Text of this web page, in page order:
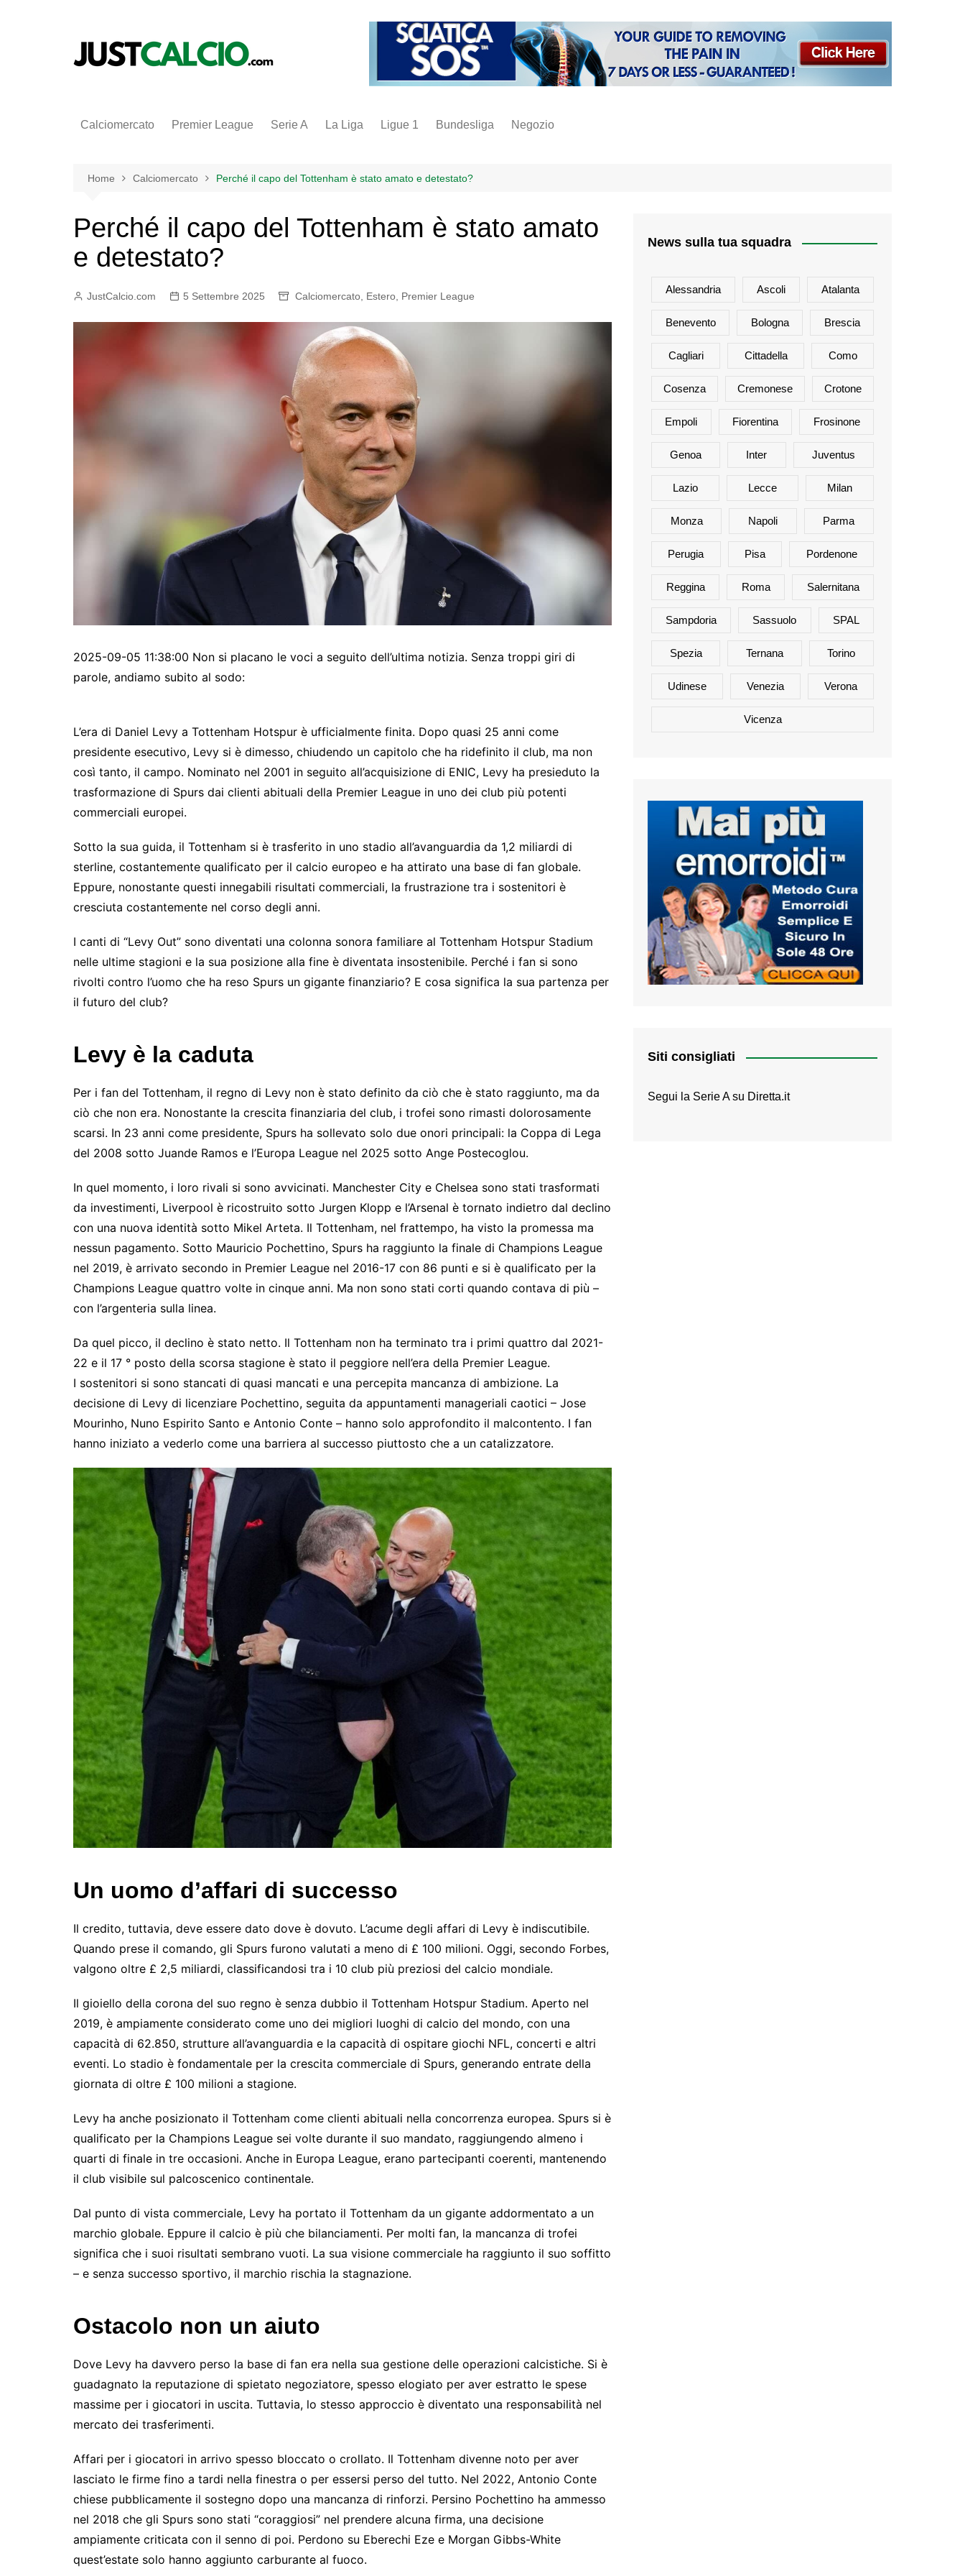
Calciomercato Premier League Serie A La Liga Ligue 1 Bundesliga Negozio
napoli
Home Calciomercato Perché il capo del Tottenham è stato amato e detestato?
Perché il capo del Tottenham è stato amato
e detestato?
JustCalcio.com 5 Settembre 2025 Calciomercato Estero Premier League
2025-09-05 11:38:00 Non si placano le voci a seguito dell’ultima notizia. Senza troppi giri di
parole, andiamo subito al sodo:
L’era di Daniel Levy a Tottenham Hotspur è ufficialmente finita. Dopo quasi 25 anni come
presidente esecutivo, Levy si è dimesso, chiudendo un capitolo che ha ridefinito il club, ma non
così tanto, il campo. Nominato nel 2001 in seguito all’acquisizione di ENIC, Levy ha presieduto la
trasformazione di Spurs dai clienti abituali della Premier League in uno dei club più potenti
commerciali europei.
Sotto la sua guida, il Tottenham si è trasferito in uno stadio all’avanguardia da 1,2 miliardi di
sterline, costantemente qualificato per il calcio europeo e ha attirato una base di fan globale.
Eppure, nonostante questi innegabili risultati commerciali, la frustrazione tra i sostenitori è
cresciuta costantemente nel corso degli anni.
I canti di “Levy Out” sono diventati una colonna sonora familiare al Tottenham Hotspur Stadium
nelle ultime stagioni e la sua posizione alla fine è diventata insostenibile. Perché i fan si sono
rivolti contro l’uomo che ha reso Spurs un gigante finanziario? E cosa significa la sua partenza per
il futuro del club?
Levy è la caduta
Per i fan del Tottenham, il regno di Levy non è stato definito da ciò che è stato raggiunto, ma da
ciò che non era. Nonostante la crescita finanziaria del club, i trofei sono rimasti dolorosamente
scarsi. In 23 anni come presidente, Spurs ha sollevato solo due onori principali: la Coppa di Lega
del 2008 sotto Juande Ramos e l’Europa League nel 2025 sotto Ange Postecoglou.
In quel momento, i loro rivali si sono avvicinati. Manchester City e Chelsea sono stati trasformati
da investimenti, Liverpool è ricostruito sotto Jurgen Klopp e l’Arsenal è tornato indietro dal declino
con una nuova identità sotto Mikel Arteta. Il Tottenham, nel frattempo, ha visto la promessa ma
nessun pagamento. Sotto Mauricio Pochettino, Spurs ha raggiunto la finale di Champions League
nel 2019, è arrivato secondo in Premier League nel 2016-17 con 86 punti e si è qualificato per la
Champions League quattro volte in cinque anni. Ma non sono stati corti quando contava di più –
con l’argenteria sulla linea.
Da quel picco, il declino è stato netto. Il Tottenham non ha terminato tra i primi quattro dal 2021-
22 e il 17 ° posto della scorsa stagione è stato il peggiore nell’era della Premier League.
I sostenitori si sono stancati di quasi mancati e una percepita mancanza di ambizione. La
decisione di Levy di licenziare Pochettino, seguita da appuntamenti manageriali caotici – Jose
Mourinho, Nuno Espirito Santo e Antonio Conte – hanno solo approfondito il malcontento. I fan
hanno iniziato a vederlo come una barriera al successo piuttosto che a un catalizzatore.
Un uomo d’affari di successo
Il credito, tuttavia, deve essere dato dove è dovuto. L’acume degli affari di Levy è indiscutibile.
Quando prese il comando, gli Spurs furono valutati a meno di £ 100 milioni. Oggi, secondo Forbes,
valgono oltre £ 2,5 miliardi, classificandosi tra i 10 club più preziosi del calcio mondiale.
Il gioiello della corona del suo regno è senza dubbio il Tottenham Hotspur Stadium. Aperto nel
2019, è ampiamente considerato come uno dei migliori luoghi di calcio del mondo, con una
capacità di 62.850, strutture all’avanguardia e la capacità di ospitare giochi NFL, concerti e altri
eventi. Lo stadio è fondamentale per la crescita commerciale di Spurs, generando entrate della
giornata di oltre £ 100 milioni a stagione.
Levy ha anche posizionato il Tottenham come clienti abituali nella concorrenza europea. Spurs si è
qualificato per la Champions League sei volte durante il suo mandato, raggiungendo almeno i
quarti di finale in tre occasioni. Anche in Europa League, erano partecipanti coerenti, mantenendo
il club visibile sul palcoscenico continentale.
Dal punto di vista commerciale, Levy ha portato il Tottenham da un gigante addormentato a un
marchio globale. Eppure il calcio è più che bilanciamenti. Per molti fan, la mancanza di trofei
significa che i suoi risultati sembrano vuoti. La sua visione commerciale ha raggiunto il suo soffitto
– e senza successo sportivo, il marchio rischia la stagnazione.
Ostacolo non un aiuto
Dove Levy ha davvero perso la base di fan era nella sua gestione delle operazioni calcistiche. Si è
guadagnato la reputazione di spietato negoziatore, spesso elogiato per aver estratto le spese
massime per i giocatori in uscita. Tuttavia, lo stesso approccio è diventato una responsabilità nel
mercato dei trasferimenti.
Affari per i giocatori in arrivo spesso bloccato o crollato. Il Tottenham divenne noto per aver
lasciato le firme fino a tardi nella finestra o per essersi perso del tutto. Nel 2022, Antonio Conte
chiese pubblicamente il sostegno dopo una mancanza di rinforzi. Persino Pochettino ha ammesso
nel 2018 che gli Spurs sono stati “coraggiosi” nel prendere alcuna firma, una decisione
ampiamente criticata con il senno di poi. Perdono su Eberechi Eze e Morgan Gibbs-White
quest’estate solo hanno aggiunto carburante al fuoco.
News sulla tua squadra
Alessandria Ascoli Atalanta
Benevento Bologna Brescia
Cagliari Cittadella Como
Cosenza Cremonese Crotone
Empoli Fiorentina Frosinone
Genoa Inter Juventus
Lazio Lecce Milan
Monza Napoli Parma
Perugia Pisa Pordenone
Reggina Roma Salernitana
Sampdoria Sassuolo SPAL
Spezia Ternana Torino
Udinese Venezia Verona
Vicenza
Siti consigliati
Segui la Serie A su Diretta.it